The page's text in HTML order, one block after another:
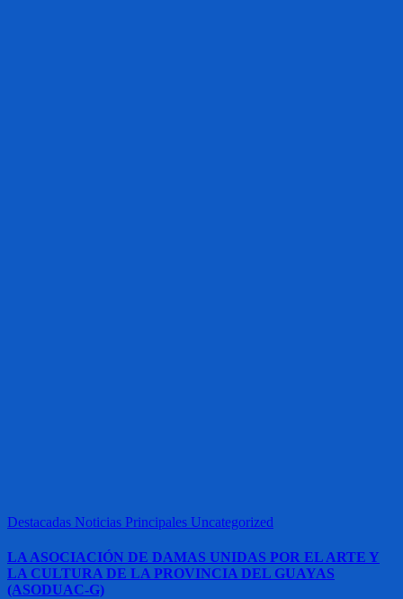
Destacadas Noticias Principales Uncategorized
LA ASOCIACIÓN DE DAMAS UNIDAS POR EL ARTE Y
LA CULTURA DE LA PROVINCIA DEL GUAYAS
(ASODUAC-G)